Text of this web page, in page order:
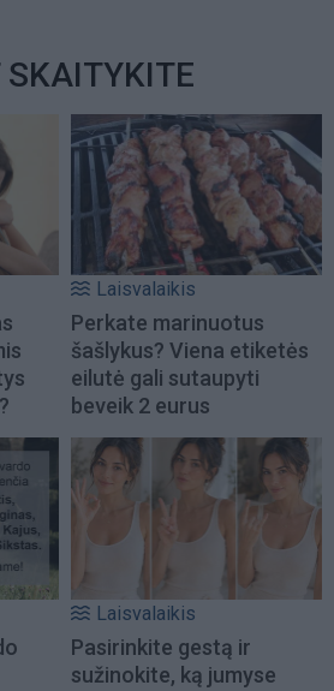
Laisvalaikis
Perkate marinuotus
šašlykus? Viena etiketės
eilutė gali sutaupyti
beveik 2 eurus
Laisvalaikis
Pasirinkite gestą ir
sužinokite, ką jumyse